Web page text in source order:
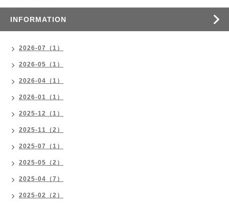
INFORMATION
2026-07（1）
2026-05（1）
2026-04（1）
2026-01（1）
2025-12（1）
2025-11（2）
2025-07（1）
2025-05（2）
2025-04（7）
2025-02（2）